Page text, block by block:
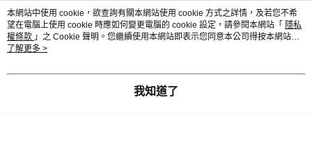
熱門標籤
本網站中使用 cookie，欲查詢有關本網站使用 cookie 方式之詳情，及若您不希
望在電腦上使用 cookie 時應如何變更電腦的 cookie 設定，請參閱本網站「 隱私
權條款 」之 Cookie 聲明。您繼續使用本網站即表示您同意本公司得按本網站使
用條款之 Cookie 聲明使用 cookie。
了解更多 >
我知道了